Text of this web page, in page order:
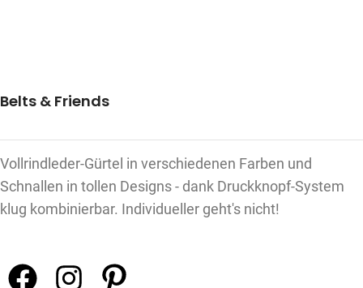
Belts & Friends
Vollrindleder-Gürtel in verschiedenen Farben und
Schnallen in tollen Designs - dank Druckknopf-System
klug kombinierbar. Individueller geht's nicht!